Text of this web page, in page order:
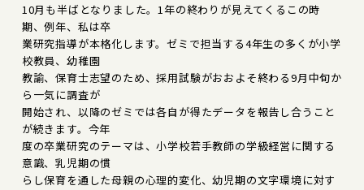
10月も半ばとなりました。1年の終わりが見えてくるこの時
期、例年、私は卒
業研究指導が本格化します。ゼミで担当する4年生の多くが小学
校教員、幼稚園
教諭、保育士志望のため、採用試験がおおよそ終わる9月中旬か
ら一気に調査が
開始され、以降のゼミでは各自が得たデータを報告し合うこと
が続きます。今年
度の卒業研究のテーマは、小学校若手教師の学級経営に関する
意識、乳児期の慣
らし保育を通した母親の心理的変化、幼児期の文字環境に対す